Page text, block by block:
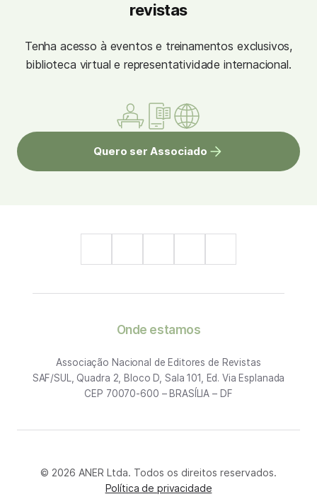
revistas
Tenha acesso à eventos e treinamentos exclusivos,
biblioteca virtual e representatividade internacional.
Quero ser Associado
Onde estamos
Associação Nacional de Editores de Revistas
SAF/SUL, Quadra 2, Bloco D, Sala 101, Ed. Via Esplanada
CEP 70070-600 – BRASÍLIA – DF
© 2026 ANER Ltda. Todos os direitos reservados.
Política de privacidade